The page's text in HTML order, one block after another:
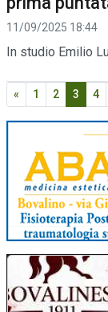
11/09/2025 18:44
In studio Emilio
« 1 2 3 4